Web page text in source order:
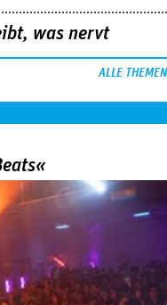
was nervt
ALLE THEMEN